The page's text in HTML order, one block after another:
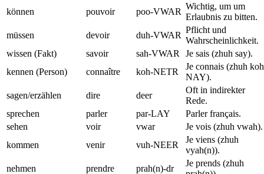
können
pouvoir poo-VWAR
Wichtig, um um
Erlaubnis zu bitten.
müssen
devoir duh-VWAR
Pflicht und
Wahrscheinlichkeit.
wissen (Fakt)
savoir sah-VWAR
Je sais (zhuh say).
kennen (Person)
connaître koh-NETR
Je connais (zhuh
NAY).
sagen/erzählen
dire deer
Oft in indirekter
Rede.
sprechen
parler par-LAY
Parler français.
sehen
voir vwar
Je vois (zhuh vwah).
kommen
venir vuh-NEER
Je viens (zhuh
vyah(n)).
nehmen
prendre prah(n)-dr
Je prends (zhuh